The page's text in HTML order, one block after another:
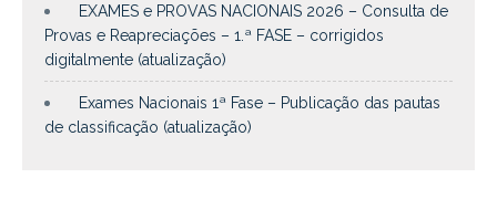
EXAMES e PROVAS NACIONAIS 2026 – Consulta de
Provas e Reapreciações – 1.ª FASE – corrigidos
digitalmente (atualização)
Exames Nacionais 1ª Fase – Publicação das pautas
de classificação (atualização)